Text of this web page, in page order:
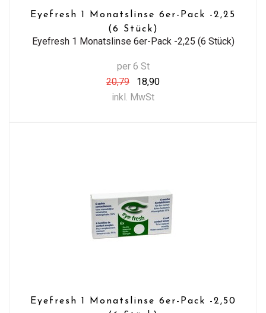
Eyefresh 1 Monatslinse 6er-Pack -2,25
(6 Stück)
Eyefresh 1 Monatslinse 6er-Pack -2,25 (6 Stück)
per 6 St
20,79
18,90
inkl. MwSt
Eyefresh 1 Monatslinse 6er-Pack -2,50